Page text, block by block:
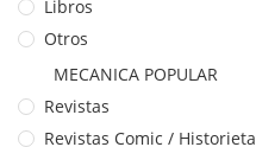
Libros
Otros
MECANICA POPULAR
Revistas
Revistas Comic / Historieta